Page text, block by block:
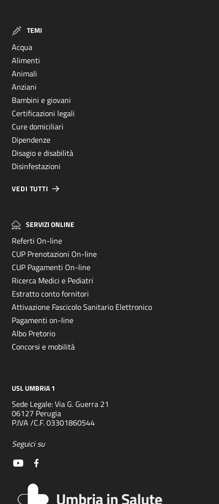
TEMI
Acqua
Alimenti
Animali
Anziani
Bambini e giovani
Certificazioni legali
Cure domiciliari
Dipendenze
Disagio e disabilità
Disinfestazioni
VEDI TUTTI
SERVIZI ONLINE
Referti On-line
CUP Prenotazioni On-line
CUP Pagamenti On-line
Ricerca Medici e Pediatri
Estratto conto fornitori
Attivazione Fascicolo Sanitario Elettronico
Pagamenti on-line
Albo Pretorio
Concorsi e mobilità
USL UMBRIA 1
Sede Legale: Via G. Guerra 21
06127 Perugia
P.IVA /C.F. 03301860544
Seguici su